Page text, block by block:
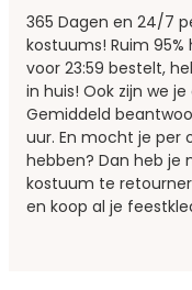
365 Dagen en 24/7
kostuums! Ruim
voor 23:59 bestelt,
in huis! Ook zijn we
Gemiddeld
uur. En mocht je per
hebben? Dan heb je
kostuum te
en koop al je